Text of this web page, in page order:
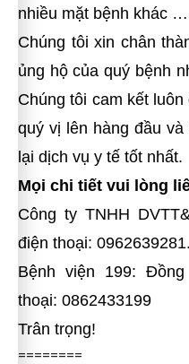
nhiều mặt bệnh khác
Chúng tôi xin chân
ủng hộ của quý bệnh
Chúng tôi cam kết
quý vị lên hàng đầu
lại dịch vụ y tế tốt nhất.
Mọi chi tiết vui lòng
Công ty TNHH
điện thoại: 0962639281.
Bệnh viện 199:
thoại: 0862433199
Trân trọng!
========